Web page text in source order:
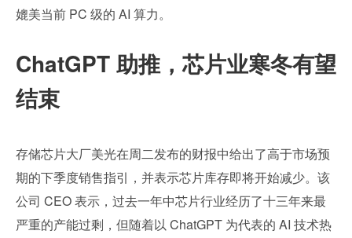
媲美当前 PC 级的 AI 算力。
ChatGPT 助推，芯片业寒冬有望
结束
存储芯片大厂美光在周二发布的财报中给出了高于市场预
期的下季度销售指引，并表示芯片库存即将开始减少。该
公司 CEO 表示，过去一年中芯片行业经历了十三年来最
严重的产能过剩，但随着以 ChatGPT 为代表的 AI 技术热